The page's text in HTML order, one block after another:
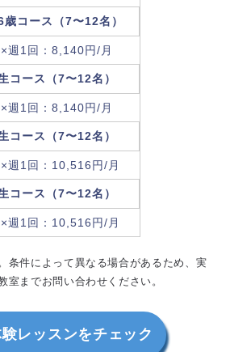
歳コース（7〜12名）
週1回：8,140円/月
コース（7〜12名）
週1回：8,140円/月
コース（7〜12名）
週1回：10,516円/月
コース（7〜12名）
週1回：10,516円/月
条件によって異なる場合があるため、実
室までお問い合わせください。
レッスンをチェック